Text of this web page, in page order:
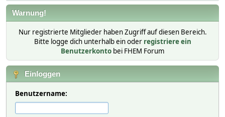
Warnung!
Nur registrierte Mitglieder haben Zugriff auf diesen Bereich.
Bitte logge dich unterhalb ein oder registriere ein
Benutzerkonto bei FHEM Forum
Einloggen
Benutzername: